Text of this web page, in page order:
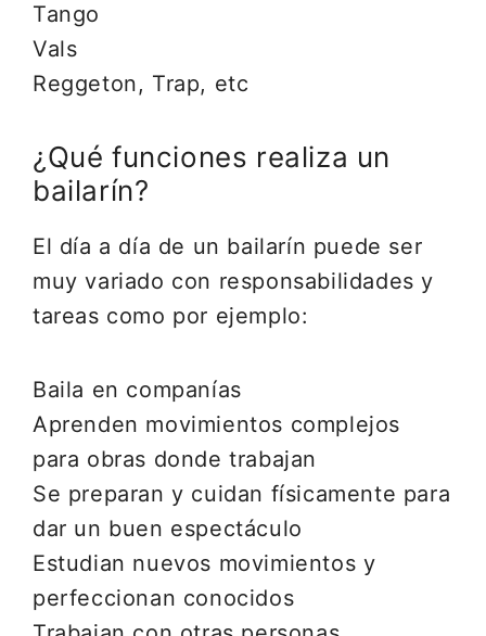
Tango
Vals
Reggeton, Trap, etc
¿Qué funciones realiza un
bailarín?
El día a día de un bailarín puede ser
muy variado con responsabilidades y
tareas como por ejemplo:
Baila en companías
Aprenden movimientos complejos
para obras donde trabajan
Se preparan y cuidan físicamente para
dar un buen espectáculo
Estudian nuevos movimientos y
perfeccionan conocidos